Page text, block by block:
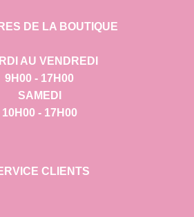
DE LA BOUTIQUE
AU VENDREDI
9H00 - 17H00
SAMEDI
10H00 - 17H00
CLIENTS